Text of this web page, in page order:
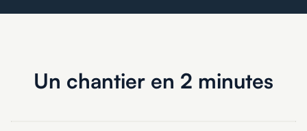
Un chantier en 2 minutes